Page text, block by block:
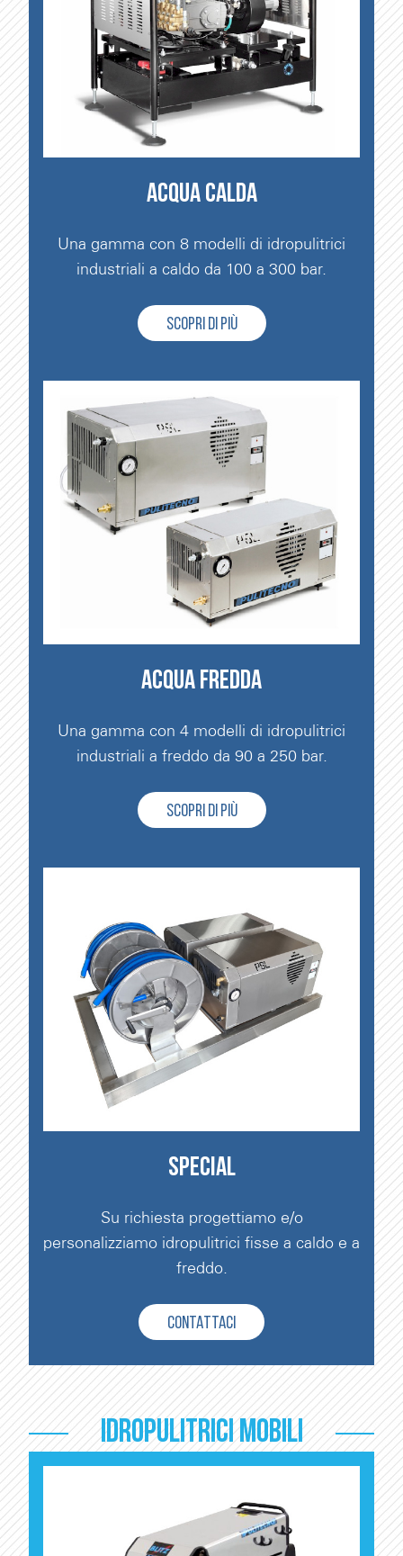
ACQUA CALDA
Una gamma con 8 modelli di idropulitrici
industriali a caldo da 100 a 300 bar.
SCOPRI DI PIÙ
ACQUA FREDDA
Una gamma con 4 modelli di idropulitrici
industriali a freddo da 90 a 250 bar.
SCOPRI DI PIÙ
SPECIAL
Su richiesta progettiamo e/o
personalizziamo idropulitrici fisse a caldo e a
freddo.
CONTATTACI
IDROPULITRICI MOBILI